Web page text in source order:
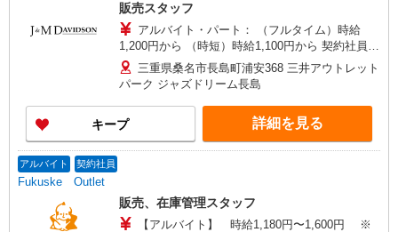
販売スタッフ
アルバイト・パート： （フルタイム）時給
1,200円から （時短）時給1,100円から 契約社員：
月給225,000円から 準社員：月給170,000円から
三重県桑名市長島町浦安368 三井アウトレット
パーク ジャズドリーム長島
キープ 詳細を見る
アルバイト 契約社員
Fukuske Outlet
販売、在庫管理スタッフ
【アルバイト】 時給1,180円〜1,600円 ※